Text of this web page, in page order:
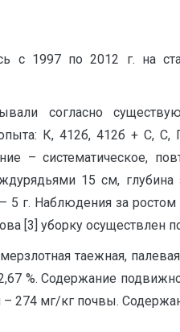
с 1997 по 2012 г. на
согласно
К, 412б, 412б + С, С,
– систематическое,
15 см,
5 г. Наблюдения за
[3] уборку осуществлен
таежная,
%. Содержание
274 мг/кг почвы.